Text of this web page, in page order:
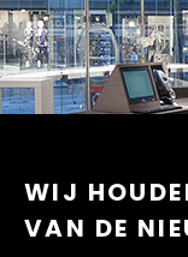
WIJ
VAN DE